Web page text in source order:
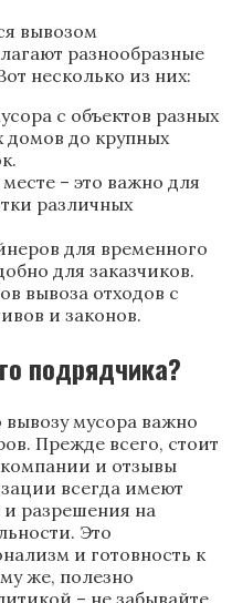
вывозом
разнообразные
несколько из них:
с объектов разных
домов до крупных
– это важно для
различных
для временного
для заказчиков.
вывоза отходов с
и законов.
подрядчика?
мусора важно
Прежде всего, стоит
и отзывы
всегда имеют
разрешения на
Это
и готовность к
же, полезно